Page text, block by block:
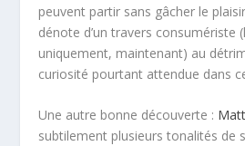
peuvent partir sans gâcher le
dénote d’un travers consumériste
uniquement, maintenant) au
curiosité pourtant attendue dans
Une autre bonne découverte :
subtilement plusieurs tonalités de